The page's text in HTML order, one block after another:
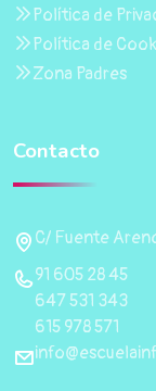
Política de
Política de
Zona Padres
Contacto
C/ Fuente
91 605 28 45
647 531 343
615 978 571